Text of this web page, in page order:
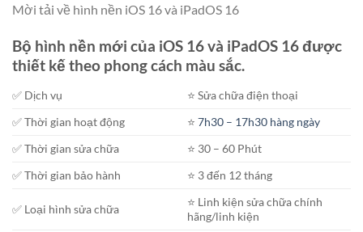
Mời tải về hình nền iOS 16 và iPadOS 16
Bộ hình nền mới của iOS 16 và iPadOS 16 được
thiết kế theo phong cách màu sắc.
✅ Dịch vụ
⭐️ Sửa chữa điện thoại
✅ Thời gian hoạt động
⭐️7h30 – 17h30 hàng ngày
✅ Thời gian sửa chữa
⭐️ 30 – 60 Phút
✅ Thời gian bảo hành
⭐️ 3 đến 12 tháng
✅ Loại hình sửa chữa
⭐️ Linh kiện sửa chữa chính
hãng/linh kiện